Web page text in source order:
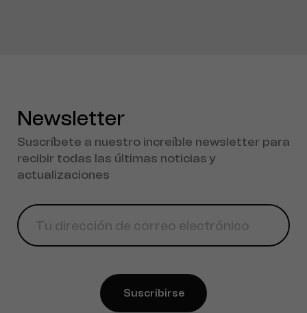
Newsletter
Suscríbete a nuestro increíble newsletter para
recibir todas las últimas noticias y
actualizaciones
Suscribirse